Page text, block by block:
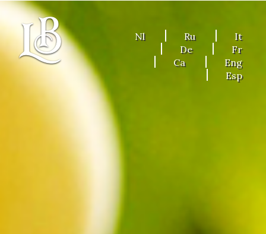
Nl Ru
It
De
Fr
Ca
Eng
Esp